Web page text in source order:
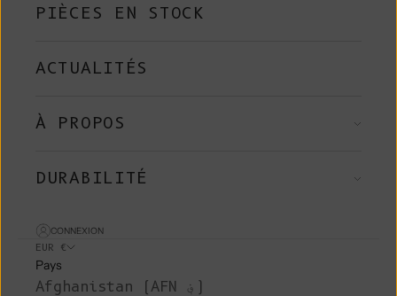
PIÈCES EN STOCK
ACTUALITÉS
À PROPOS
DURABILITÉ
CONNEXION
EUR €
Pays
Afghanistan (AFN ؋)